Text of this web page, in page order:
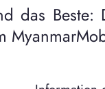
das Beste: